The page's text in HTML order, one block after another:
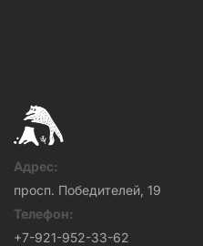
Адрес:
просп. Победителей, 19
Телефон:
+7-921-952-33-62